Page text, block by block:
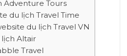
Adventure Tours
du lịch Travel Time
du lịch Travel VN
Altair
Travel